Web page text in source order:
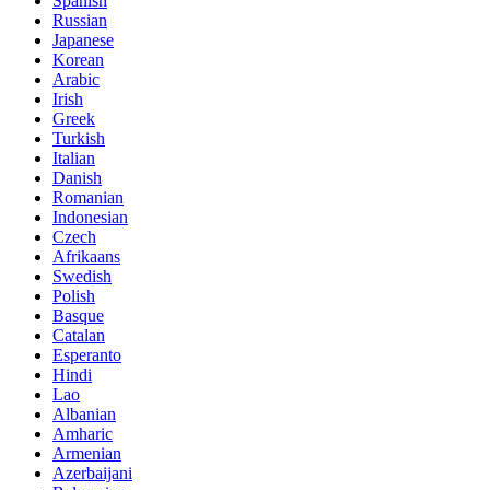
Russian
Japanese
Korean
Arabic
Irish
Greek
Turkish
Italian
Danish
Romanian
Indonesian
Czech
Afrikaans
Swedish
Polish
Basque
Catalan
Esperanto
Hindi
Lao
Albanian
Amharic
Armenian
Azerbaijani